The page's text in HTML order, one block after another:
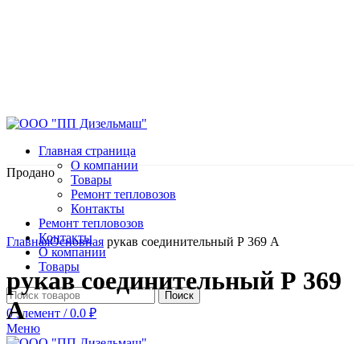
Главная страница
О компании
Товары
Ремонт тепловозов
Контакты
Ремонт тепловозов
Контакты
О компании
Товары
Поиск
0элемент / 0.0 ₽
Меню
Продано
Нажмите, чтобы увеличить
ГлавнаяОсновная рукав соединительный Р 369 А
рукав соединительный Р 369
А